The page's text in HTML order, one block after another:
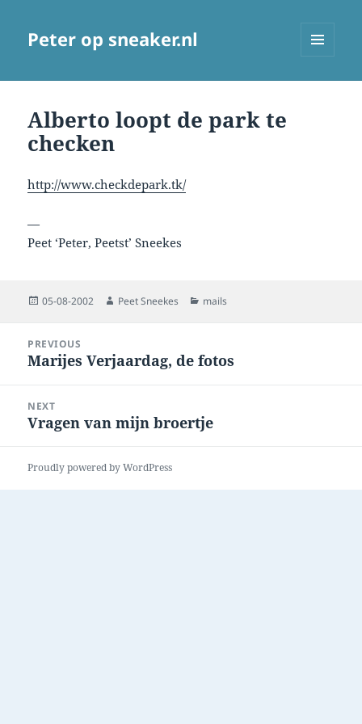
Peter op sneaker.nl
Alberto loopt de park te
checken
http://www.checkdepark.tk/
—
Peet ‘Peter, Peetst’ Sneekes
Posted
05-08-2002 Author
Peet Sneekes Categories
mails
navigation
PREVIOUS
Previous
Marijes Verjaardag, de fotos
NEXT
Next
Vragen van mijn broertje
Proudly powered by WordPress